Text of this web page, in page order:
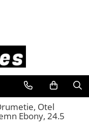
Otel
Ebony, 24.5